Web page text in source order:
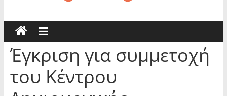
Έγκριση για συμμετοχή
του Κέντρου